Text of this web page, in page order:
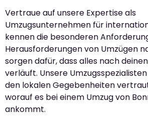
Vertraue auf unsere Expertise als
Umzugsunternehmen für
kennen die besonderen
Herausforderungen von Umzügen
sorgen dafür, dass alles nach
verläuft. Unsere
den lokalen Gegebenheiten
worauf es bei einem Umzug von
ankommt.